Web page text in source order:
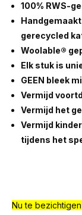
100% RWS-
gerecycled
Woolable®
Elk stuk is
GEEN bleek
Vermijd
Vermijd het
Vermijd
tijdens het
Nu te